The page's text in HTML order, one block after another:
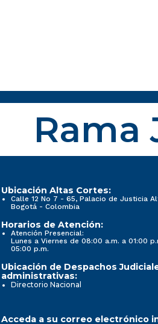
Rama
Ubicación Altas Cortes:
Calle 12 No 7 - 65, Palacio de Justicia
Bogotá - Colombia
Horarios de Atención:
Atención Presencial:
Lunes a Viernes de 08:00 a.m. a 01:00
05:00 p.m.
Ubicación de Despachos
administrativas:
Directorio Nacional
Acceda a su correo electrónico